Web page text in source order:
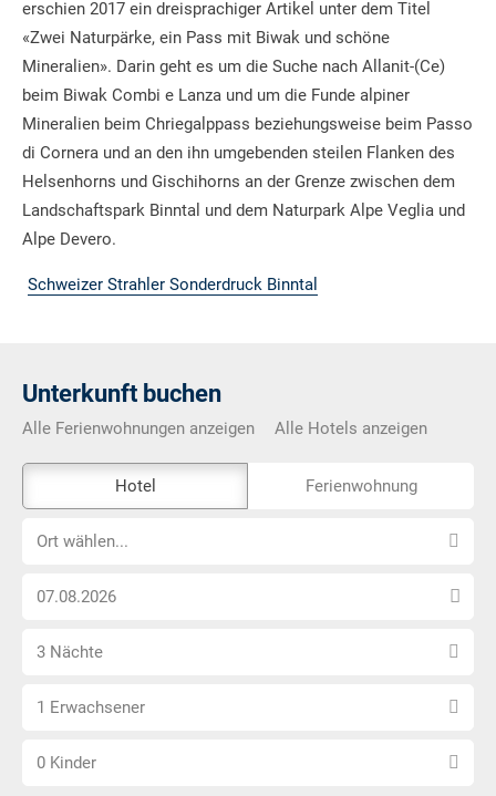
erschien 2017 ein dreisprachiger Artikel unter dem Titel
«Zwei Naturpärke, ein Pass mit Biwak und schöne
Mineralien». Darin geht es um die Suche nach Allanit-(Ce)
beim Biwak Combi e Lanza und um die Funde alpiner
Mineralien beim Chriegalppass beziehungsweise beim Passo
di Cornera und an den ihn umgebenden steilen Flanken des
Helsenhorns und Gischihorns an der Grenze zwischen dem
Landschaftspark Binntal und dem Naturpark Alpe Veglia und
Alpe Devero.
Schweizer Strahler Sonderdruck Binntal
Unterkunft buchen
Alle Ferienwohnungen anzeigen Alle Hotels anzeigen
Externe-
Buchungstool
nicht
Hotel Ferienwohnung
OrtOrt wählen...
Anreise
wählen
Anzahl
wählen
3 Nächte
Anzahl
wählen
1 Erwachsener
Anzahl
0 Kinder